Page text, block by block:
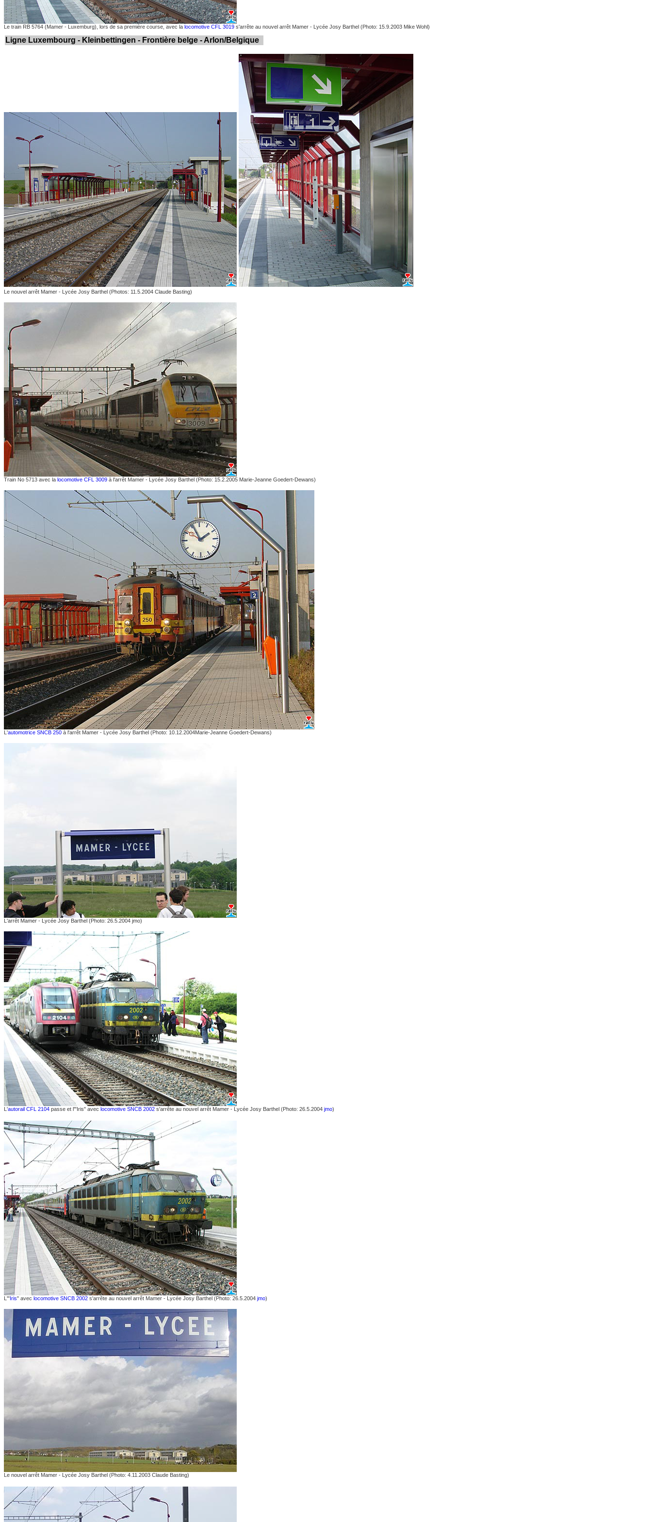
Le train RB 5764 (Mamer - Luxemburg), lors de sa première course, avec la locomotive CFL 3019 s'arrête au nouvel arrêt Mamer - Lycée Josy Barthel (Photo: 15.9.2003 Mike Wohl)
Ligne Luxembourg - Kleinbettingen - Frontière belge - Arlon/Belgique
Le nouvel arrêt Mamer - Lycée Josy Barthel (Photos: 11.5.2004 Claude Basting)
Train No 5713 avec la locomotive CFL 3009 à l'arrêt Mamer - Lycée Josy Barthel (Photo: 15.2.2005 Marie-Jeanne Goedert-Dewans)
L'automotrice SNCB 250 à l'arrêt Mamer - Lycée Josy Barthel (Photo: 10.12.2004Marie-Jeanne Goedert-Dewans)
L'arrêt Mamer - Lycée Josy Barthel (Photo: 26.5.2004 jmo)
L'autorail CFL 2104 passe et l'"Iris" avec locomotive SNCB 2002 s'arrête au nouvel arrêt Mamer - Lycée Josy Barthel (Photo: 26.5.2004 jmo)
L'" Iris" avec locomotive SNCB 2002 s'arrête au nouvel arrêt Mamer - Lycée Josy Barthel (Photo: 26.5.2004 jmo)
Le nouvel arrêt Mamer - Lycée Josy Barthel (Photo: 4.11.2003 Claude Basting)